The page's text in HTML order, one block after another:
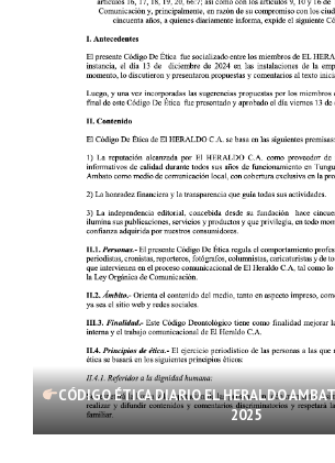
CÓDIGO ÉTICA DIARIO EL HERALDO
2025